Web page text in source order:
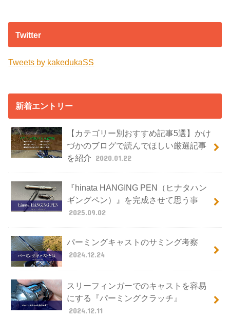
Twitter
Tweets by kakedukaSS
新着エントリー
【カテゴリー別おすすめ記事5選】かけ
づかのブログで読んでほしい厳選記事
を紹介 2020.01.22
『hinata HANGING PEN（ヒナタハン
ギングペン）』を完成させて思う事
2025.09.02
パーミングキャストのサミング考察
2024.12.24
スリーフィンガーでのキャストを容易
にする『パーミングクラッチ』
2024.12.11